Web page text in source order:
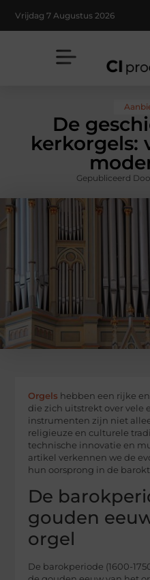
Vrijdag 7 Augustus 2026
De
kerkorgels:
Gepubliceerd
Orgels hebben een rijke
die zich uitstrekt over vele
instrumenten zijn niet
religieuze en culturele
technische innovatie en
artikel verkennen we de
hun oorsprong in de
De
gouden
orgel
De barokperiode (1600-